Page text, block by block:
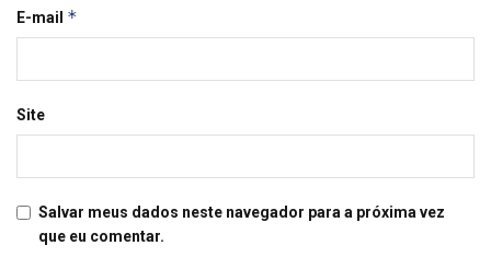
E-mail *
Site
Salvar meus dados neste navegador para a próxima vez
que eu comentar.